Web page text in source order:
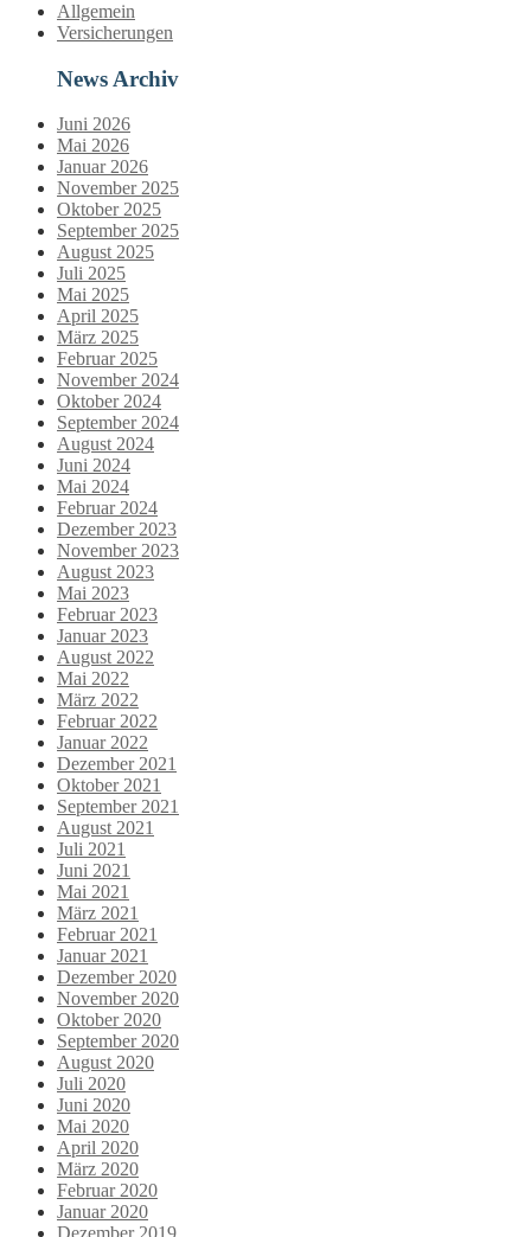
Allgemein
Versicherungen
News Archiv
Juni 2026
Mai 2026
Januar 2026
November 2025
Oktober 2025
September 2025
August 2025
Juli 2025
Mai 2025
April 2025
März 2025
Februar 2025
November 2024
Oktober 2024
September 2024
August 2024
Juni 2024
Mai 2024
Februar 2024
Dezember 2023
November 2023
August 2023
Mai 2023
Februar 2023
Januar 2023
August 2022
Mai 2022
März 2022
Februar 2022
Januar 2022
Dezember 2021
Oktober 2021
September 2021
August 2021
Juli 2021
Juni 2021
Mai 2021
März 2021
Februar 2021
Januar 2021
Dezember 2020
November 2020
Oktober 2020
September 2020
August 2020
Juli 2020
Juni 2020
Mai 2020
April 2020
März 2020
Februar 2020
Januar 2020